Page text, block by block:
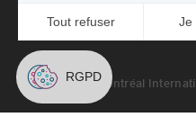
Centre des médias
© 2026 Montréal